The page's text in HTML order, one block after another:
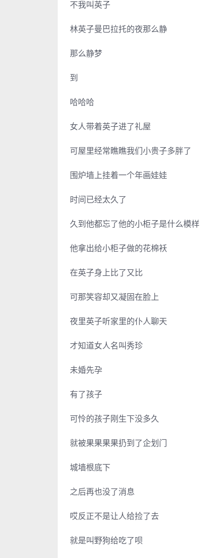
不我叫英子
林英子曼巴拉托的夜那么静
那么静梦
到
哈哈哈
女人带着英子进了礼屋
可屋里经常瞧瞧我们小贵子多胖了
围炉墙上挂着一个年画娃娃
时间已经太久了
久到他都忘了他的小柜子是什么模样
他拿出给小柜子做的花棉袄
在英子身上比了又比
可那笑容却又凝固在脸上
夜里英子听家里的仆人聊天
才知道女人名叫秀珍
未婚先孕
有了孩子
可怜的孩子刚生下没多久
就被果果果果扔到了企划门
城墙根底下
之后再也没了消息
哎反正不是让人给捡了去
就是叫野狗给吃了呗